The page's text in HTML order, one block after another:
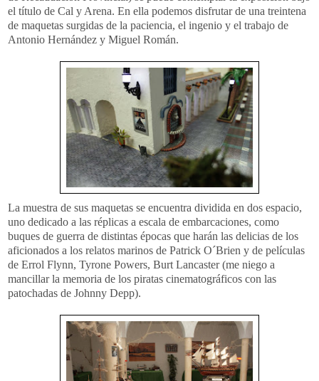
el título de Cal y Arena. En ella podemos disfrutar de una treintena
de maquetas surgidas de la paciencia, el ingenio y el trabajo de
Antonio Hernández y Miguel Román.
La muestra de sus maquetas se encuentra dividida en dos espacio,
uno dedicado a las réplicas a escala de embarcaciones, como
buques de guerra de distintas épocas que harán las delicias de los
aficionados a los relatos marinos de Patrick O´Brien y de películas
de Errol Flynn, Tyrone Powers, Burt Lancaster (me niego a
mancillar la memoria de los piratas cinematográficos con las
patochadas de Johnny Depp).